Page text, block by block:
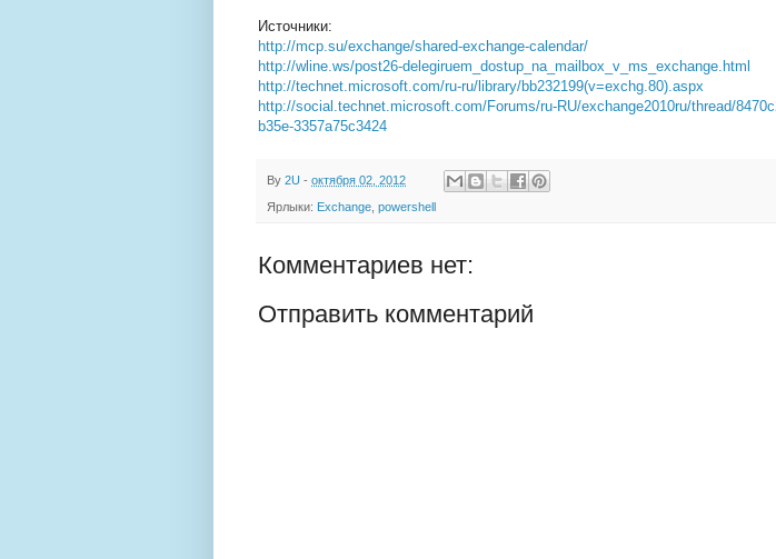
Источники:
http://mcp.su/exchange/shared-exchange-calendar/
http://wline.ws/post26-delegiruem_dostup_na_mailbox_v_ms_exchange.html
http://technet.microsoft.com/ru-ru/library/bb232199(v=exchg.80).aspx
http://social.technet.microsoft.com/Forums/ru-RU/exchange2010ru/thread/
b35e-3357a75c3424
By 2U - октября 02, 2012
Ярлыки: Exchange powershell
Комментариев нет:
Отправить комментарий